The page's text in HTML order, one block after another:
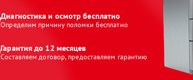
Диагностика и осмотр бесплатно
Определим причину поломки бесплатно
Гарантия до 12 месяцев
Составляем договор, предоставляем гарантию